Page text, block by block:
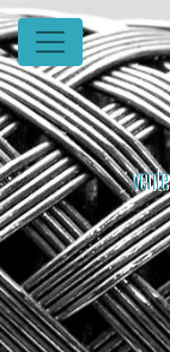
Panneau de